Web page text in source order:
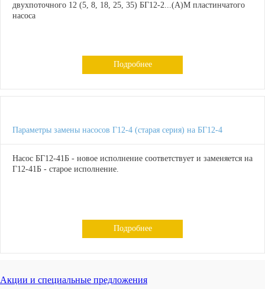
двухпоточного 12 (5, 8, 18, 25, 35) БГ12-2...(А)М пластинчатого
насоса
Подробнее
Параметры замены насосов Г12-4 (старая серия) на БГ12-4
Насос БГ12-41Б - новое исполнение соответствует и заменяется на
Г12-41Б - старое исполнение.
Подробнее
Акции и специальные предложения